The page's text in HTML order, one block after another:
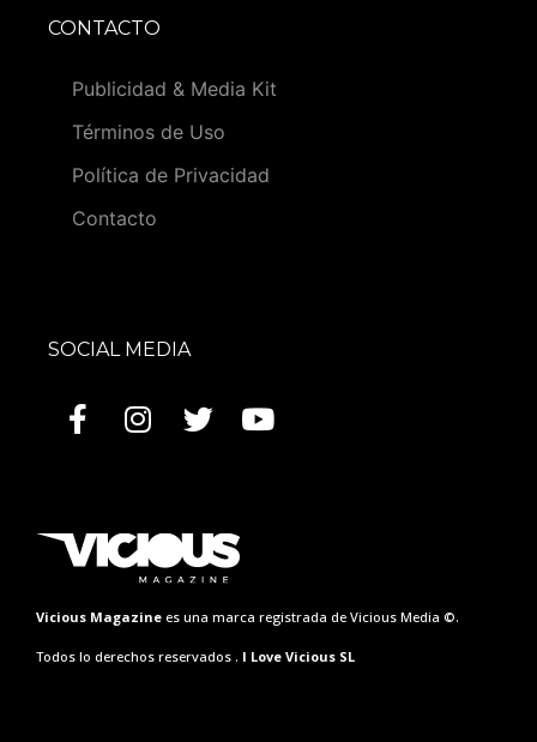
CONTACTO
Publicidad & Media Kit
Términos de Uso
Política de Privacidad
Contacto
SOCIAL MEDIA
Vicious Magazine es una marca registrada de Vicious Media ©.
Todos lo derechos reservados . I Love Vicious SL